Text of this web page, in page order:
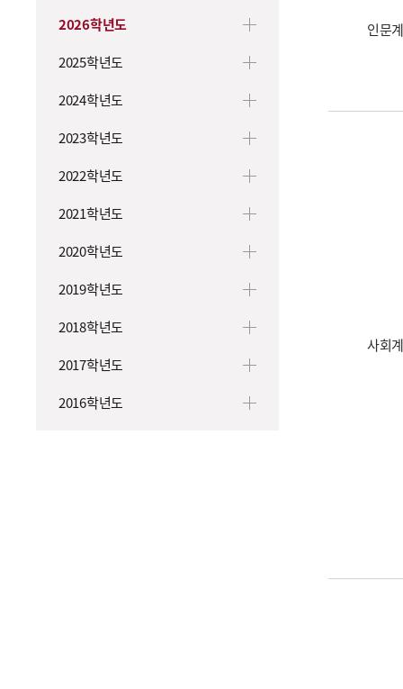
2026학년도
2025학년도
2024학년도
2023학년도
2022학년도
2021학년도
2020학년도
2019학년도
2018학년도
2017학년도
2016학년도
인문
사회